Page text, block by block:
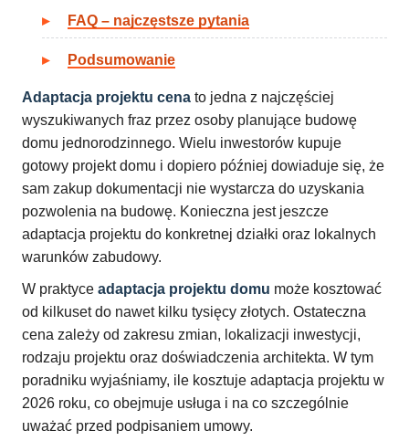
FAQ – najczęstsze pytania
Podsumowanie
Adaptacja projektu cena to jedna z najczęściej
wyszukiwanych fraz przez osoby planujące budowę
domu jednorodzinnego. Wielu inwestorów kupuje
gotowy projekt domu i dopiero później dowiaduje się, że
sam zakup dokumentacji nie wystarcza do uzyskania
pozwolenia na budowę. Konieczna jest jeszcze
adaptacja projektu do konkretnej działki oraz lokalnych
warunków zabudowy.
W praktyce adaptacja projektu domu może kosztować
od kilkuset do nawet kilku tysięcy złotych. Ostateczna
cena zależy od zakresu zmian, lokalizacji inwestycji,
rodzaju projektu oraz doświadczenia architekta. W tym
poradniku wyjaśniamy, ile kosztuje adaptacja projektu w
2026 roku, co obejmuje usługa i na co szczególnie
uważać przed podpisaniem umowy.